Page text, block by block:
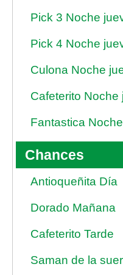
Pick 3 Noche
Pick 4 Noche
Culona Noche
Cafeterito
Fantastica
Chances
Antioqueñita Día
Dorado Mañana
Cafeterito Tarde
Saman de la